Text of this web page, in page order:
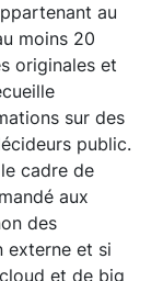
au
moins 20
originales et
sur des
public.
cadre de
aux
des
externe et si
et de big